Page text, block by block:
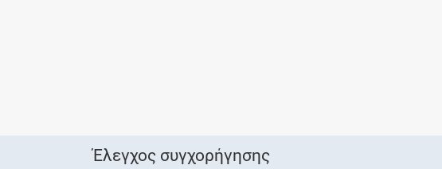
Έλεγχος συγχορήγησης